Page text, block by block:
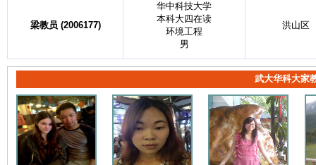
梁教员 (2006177)
华中科技大学
本科大四在读
环境工程
男
洪山区
武大华科大家